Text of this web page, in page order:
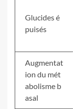
Glucides é
puisés
Augmentat
ion du mét
abolisme b
asal